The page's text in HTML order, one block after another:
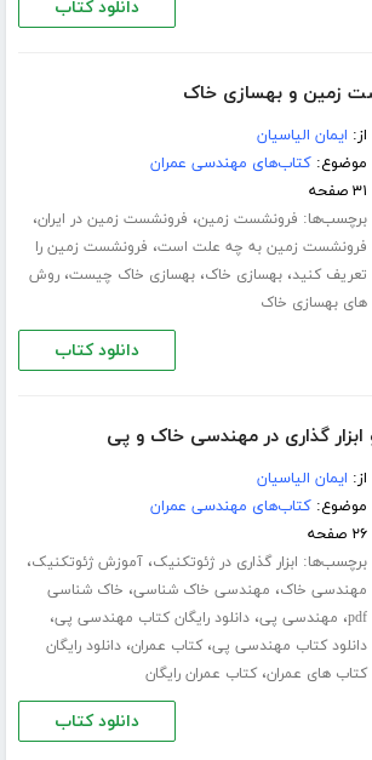
دانلود کتاب
زمین و بهسازی خاک
از: ایمان الیاسیان
موضوع:کتاب‌های مهندسی عمران
۳۱ صفحه
برچسب‌ها: فرونشست زمین، فرونشست زمین در ایران،
فرونشست زمین به چه علت است، فرونشست زمین را
تعریف کنید،بهسازی خاک،بهسازی خاک چیست،روش
های بهسازی خاک
دانلود کتاب
ابزار گذاری در مهندسی خاک و پی
از: ایمان الیاسیان
موضوع:کتاب‌های مهندسی عمران
۲۶ صفحه
برچسب‌ها: ابزار گذاری در ژئوتکنیک،آموزش ژئوتکنیک،
مهندسی خاک، مهندسی خاک شناسی، خاک شناسی
pdf، مهندسی پی،دانلود رایگان کتاب مهندسی پی،
دانلود کتاب مهندسی پی،کتاب عمران،دانلود رایگان
کتاب های عمران،کتاب عمران رایگان
دانلود کتاب